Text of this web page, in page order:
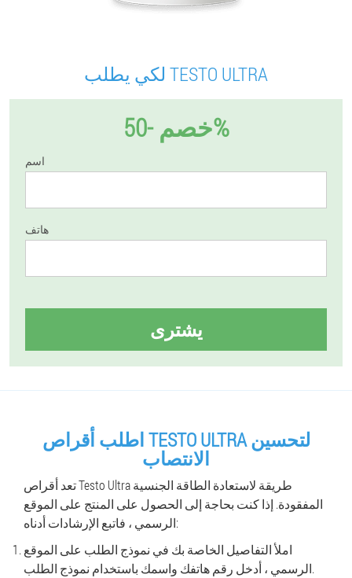
لكي يطلب TESTO ULTRA
خصم -50%
اسم
هاتف
يشترى
اطلب أقراص TESTO ULTRA لتحسين
الانتصاب
تعد أقراص Testo Ultra طريقة لاستعادة الطاقة الجنسية
المفقودة. إذا كنت بحاجة إلى الحصول على المنتج على الموقع
الرسمي ، فاتبع الإرشادات أدناه:
املأ التفاصيل الخاصة بك في نموذج الطلب على الموقع
الرسمي ، أدخل رقم هاتفك واسمك باستخدام نموذج الطلب.